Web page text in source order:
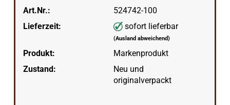
Art.Nr.:
524742-100
Lieferzeit:
sofort lieferbar
(Ausland abweichend)
Produkt:
Markenprodukt
Zustand:
Neu und
originalverpackt